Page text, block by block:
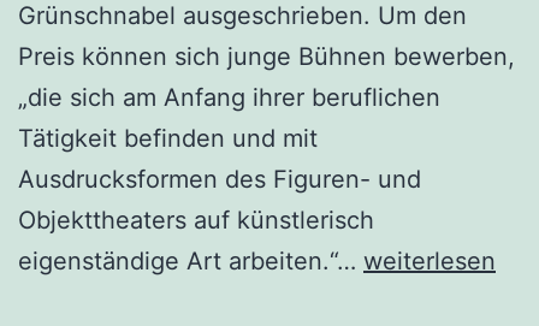
Grünschnabel ausgeschrieben. Um den
Preis können sich junge Bühnen bewerben,
„die sich am Anfang ihrer beruflichen
Tätigkeit befinden und mit
Ausdrucksformen des Figuren- und
Objekttheaters auf künstlerisch
eigenständige Art arbeiten.“… Grünschnabel
weiterlesen